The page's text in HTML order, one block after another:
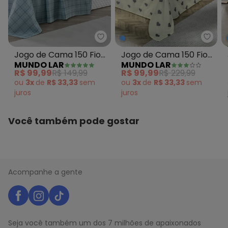
O preço apresentado abaixo é o menor oferecido em
algum dia do mês, para o menor tamanho disponível.
agosto/2026
N/D*
julho/2026 N/D*
junho/2026 N/D*
maio/2026 N/D*
abril/2026 R$ 99,99
março/2026 R$ 99,99
fevereiro/2026 N/D*
Mundo Lar - Jogo de Cama 150
Jogo de Cama 150 Fios
Grid Azul Queen 4
Peças
MUNDO LAR
R$ 99,99R$ 149,99
ou 3x de R$ 33,33 sem
juros
Jogo de Cama 150 Fios
Floral Queen 4 Peças
MUNDO LAR
R$ 99,99R$ 229,99
ou 3x de R$ 33,33 sem
juros
Você também pode gostar
Acompanhe a gente
Seja você também um dos 7 milhões de apaixonados